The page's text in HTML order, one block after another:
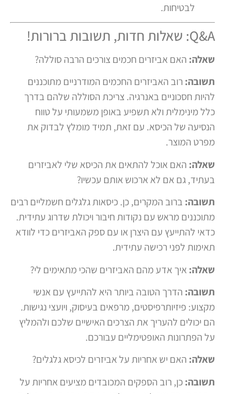
לבטיחות.
Q&A: שאלות חדות, תשובות ברורות!
שאלה:האם אביזרים חכמים צורכים הרבה סוללה?
תשובה:רוב האביזרים החכמים המודרניים מתוכננים
להיות חסכוניים באנרגיה. צריכת הסוללה שלהם בדרך
כלל מינימלית ולא תשפיע באופן משמעותי על טווח
הנסיעה של הכיסא. עם זאת, תמיד מומלץ לבדוק את
מפרט המוצר.
שאלה:האם אוכל להתאים את הכיסא שלי לאביזרים
בעתיד, גם אם לא ארכוש אותם עכשיו?
תשובה:ברוב המקרים, כן. כיסאות גלגלים חשמליים רבים
מתוכננים מראש עם נקודות חיבור ויכולת שדרוג עתידית.
כדאי להתייעץ עם היצרן או עם ספק האביזרים כדי לוודא
תאימות לפני רכישה עתידית.
שאלה:איך אדע מהם האביזרים שהכי מתאימים לי?
תשובה:הדרך הטובה ביותר היא להתייעץ עם אנשי
מקצוע: פיזיותרפיסטים, מרפאים בעיסוק, ויועצי נגישות.
הם יכולים להעריך את הצרכים האישיים שלכם ולהמליץ
על הפתרונות האופטימליים עבורכם.
שאלה:האם יש אחריות על אביזרים לכיסא גלגלים?
תשובה:כן, רוב הספקים המכובדים מציעים אחריות על